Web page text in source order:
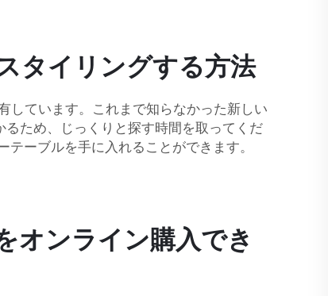
タイリングする方法
しています。これまで知らなかった新しい
ため、じっくりと探す時間を取ってくだ
ーブルを手に入れることができます。
オンライン購入でき